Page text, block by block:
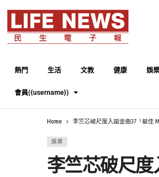
熱門 生活 文教 健康 娛
會員({username})
Home 李竺芯破尺度入圍金曲37「最佳
娛樂
李竺芯破尺度